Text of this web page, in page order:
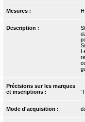
Mesures :
Description :
Précisions sur les marques
et inscriptions :
Mode d'acquisition :